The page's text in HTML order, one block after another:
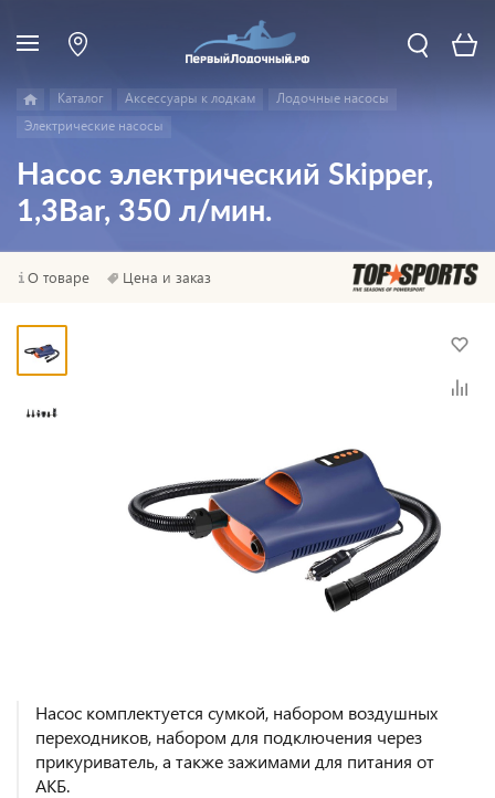
Каталог Аксессуары к лодкам
Лодочные насосы
Электрические насосы
Насос электрический Skipper,
1,3Bar, 350 л/мин.
О товаре Цена и заказ
Насос комплектуется сумкой, набором воздушных
переходников, набором для подключения через
прикуриватель, а также зажимами для питания от
АКБ.